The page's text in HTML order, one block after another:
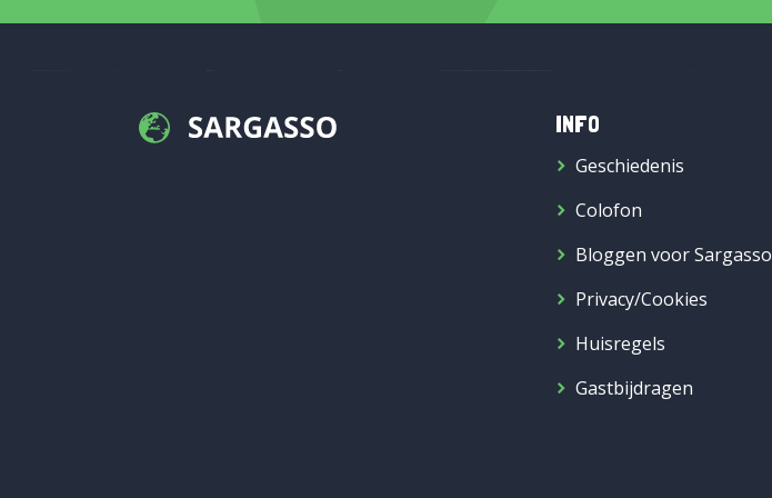
INFO
Geschiedenis
Colofon
Bloggen voor Sargasso
Privacy/Cookies
Huisregels
Gastbijdragen